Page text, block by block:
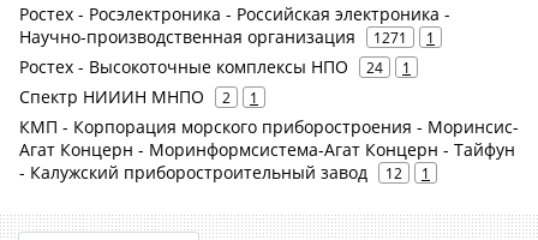
Ростех - Росэлектроника - Российская электроника -
Научно-производственная организация
1271 1
Ростех - Высокоточные комплексы НПО 24 1
Спектр НИИИН МНПО 2 1
КМП - Корпорация морского приборостроения - Моринсис-
Агат Концерн - Моринформсистема-Агат Концерн - Тайфун
- Калужский приборостроительный завод
12 1